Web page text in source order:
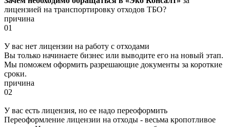
лицензией на транспортировку отходов ТБО?
причина
01
У вас нет лицензии на работу с отходами
Вы только начинаете бизнес или выводите его на новый этап.
Мы поможем оформить разрешающие документы за короткие
сроки.
причина
02
У вас есть лицензия, но ее надо переоформить
Переоформление лицензии на отходы - весьма кропотливое